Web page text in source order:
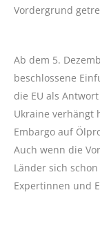
Vordergrund
Ab dem 5.
beschlossene
die EU als
Ukraine verhängt
Embargo auf
Auch wenn die
Länder sich
Expertinnen und